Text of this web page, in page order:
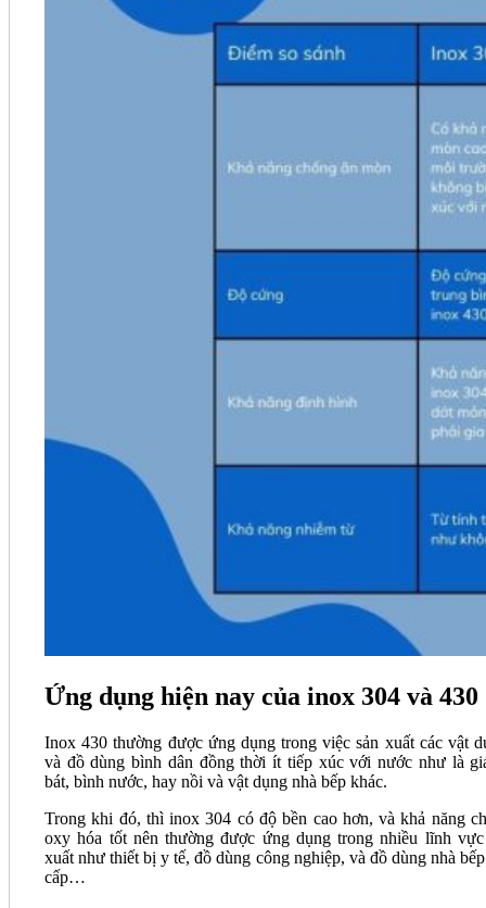
Ứng dụng hiện nay của inox 304 và 430
Inox 430 thường được ứng dụng trong việc sản xuất các vật
và đồ dùng bình dân đồng thời ít tiếp xúc với nước như là
bát, bình nước, hay nồi và vật dụng nhà bếp khác.
Trong khi đó, thì inox 304 có độ bền cao hơn, và khả năng
oxy hóa tốt nên thường được ứng dụng trong nhiều lĩnh vực
xuất như thiết bị y tế, đồ dùng công nghiệp, và đồ dùng nhà
cấp…